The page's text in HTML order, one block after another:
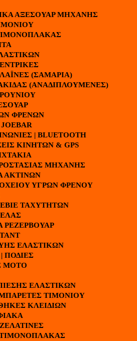
ΑΞΕΣΟΥΑΡ ΜΗΧΑΝΗΣ
(ΣΑΜΑΡΙΑ)
(ΑΝΑΔΙΠΛΟΥΜΕΝΕΣ)
ΦΡΕΝΩΝ
| BLUETOOTH
ΚΙΝΗΤΩΝ & GPS
ΜΗΧΑΝΗΣ
ΑΚΤΙΝΩΝ
ΥΓΡΩΝ ΦΡΕΝΟΥ
ΤΑΧΥΤΗΤΩΝ
ΕΛΑΣΤΙΚΩΝ
ΠΟΔΙΕΣ
ΜΟΤΟ
ΕΛΑΣΤΙΚΩΝ
ΤΙΜΟΝΙΟΥ
ΚΛΕΙΔΙΩΝ